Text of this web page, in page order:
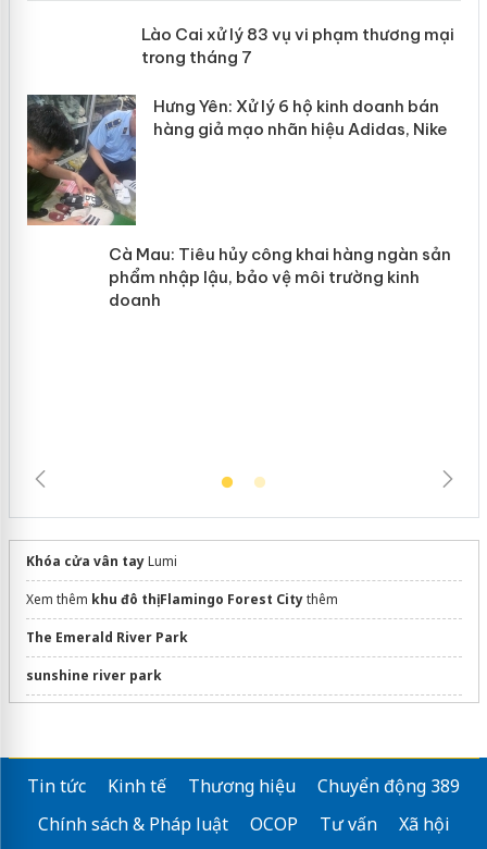
Lào Cai xử lý 83 vụ vi phạm thương
mại trong tháng 7
Khóa cửa vân tayLumi
Xem thêm khu đô thị Flamingo Forest Citythêm
The Emerald River Park
sunshine river park
Mở bánCăn hộ Gladia Heights
Dự án D'.Diamant BleuLong Biên
Tin tức Kinh tế Thương hiệu
Chuyển động 389
Chính sách & Pháp luật
OCOP Tư vấn
Xã hội